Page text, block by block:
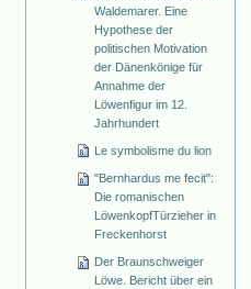
Waldemarer. Eine
Hypothese der
politischen Motivation
der Dänenkönige für
Annahme der
Löwenfigur im 12.
Jahrhundert
Le symbolisme du lion
"Bernhardus me fecit":
Die romanischen
Löwenkopf­Türzieher in
Freckenhorst
Der Braunschweiger
Löwe. Bericht über ein